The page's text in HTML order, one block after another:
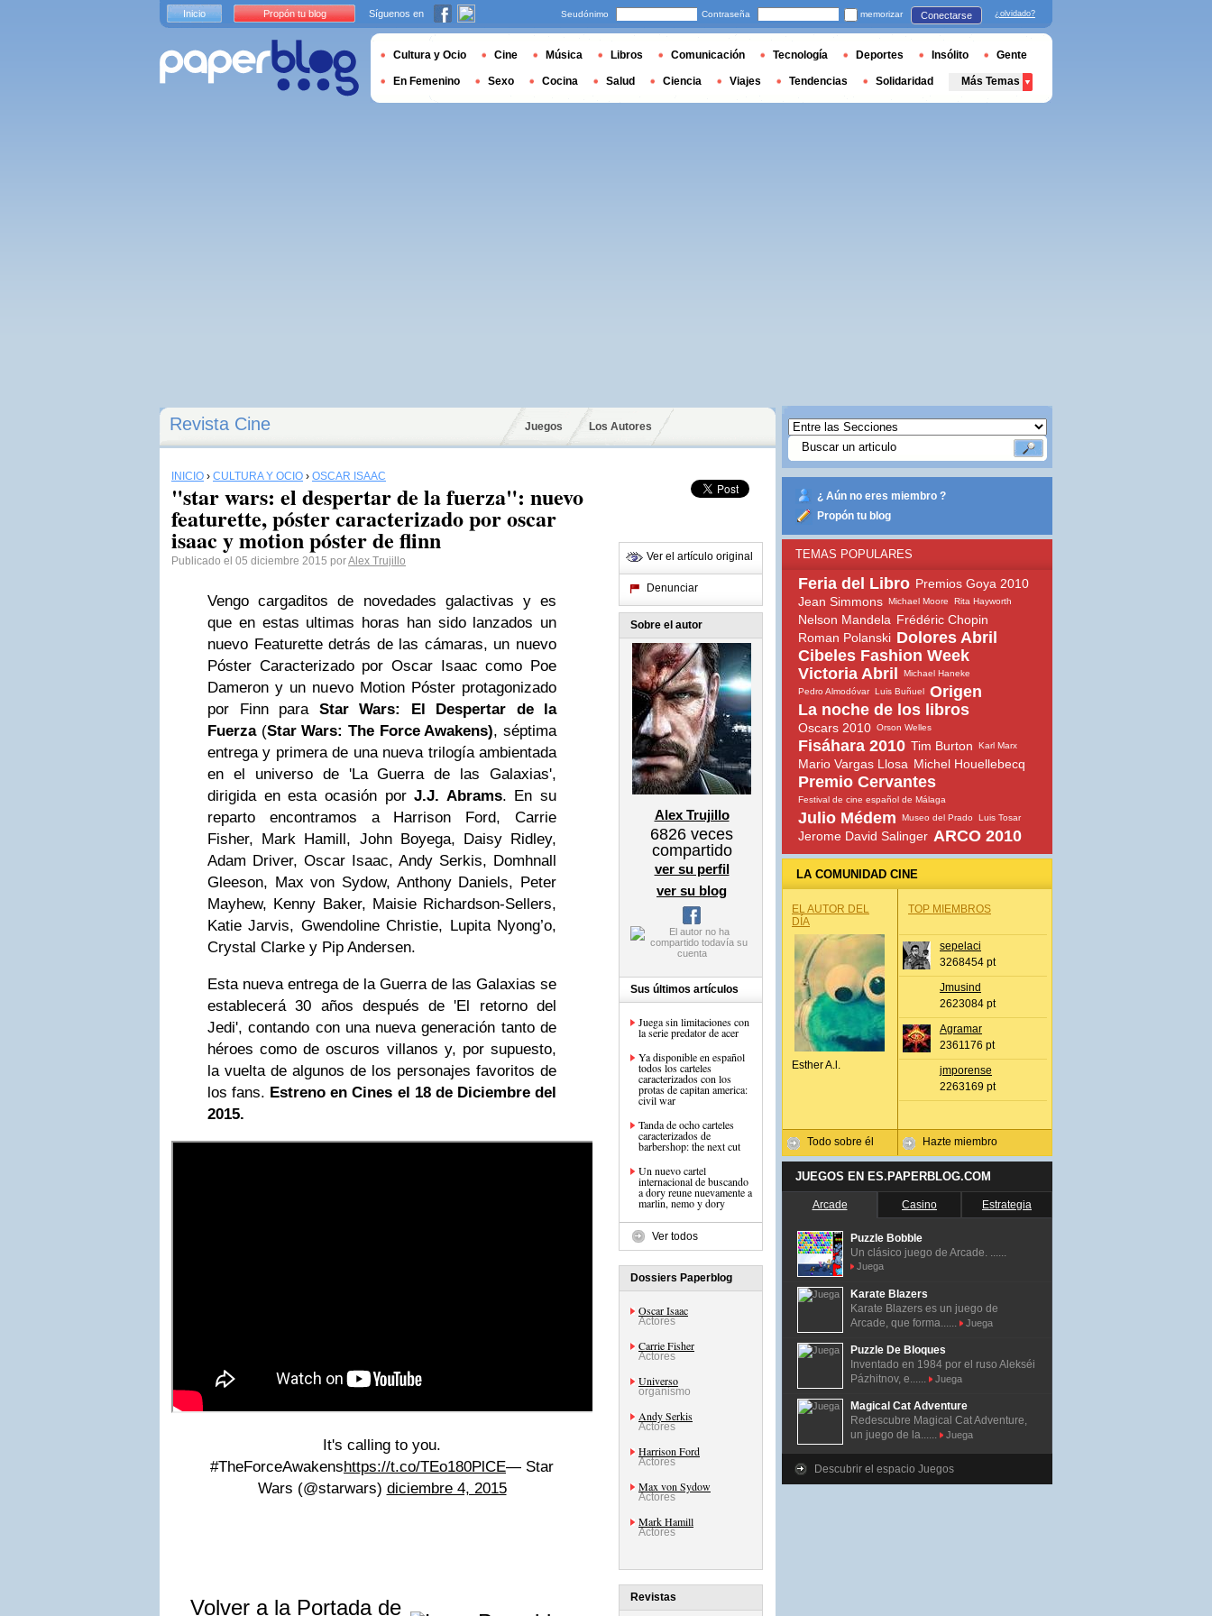
Revista Cine Juegos Los Autores
INICIO › CULTURA Y OCIO › OSCAR ISAAC
"star wars: el despertar de la fuerza": nuevo
featurette, póster caracterizado por oscar
isaac y motion póster de flinn
Publicado el 05 diciembre 2015 porAlex Trujillo
Vengo cargaditos de novedades galactivas y es
que en estas ultimas horas han sido lanzados un
nuevo Featurette detrás de las cámaras, un nuevo
Póster Caracterizado por Oscar Isaac como Poe
Dameron y un nuevo Motion Póster protagonizado
por Finn para Star Wars: El Despertar de la
Fuerza(Star Wars: The Force Awakens), séptima
entrega y primera de una nueva trilogía ambientada
en el universo de 'La Guerra de las Galaxias',
dirigida en esta ocasión porJ.J. Abrams. En su
reparto encontramos a Harrison Ford, Carrie
Fisher, Mark Hamill, John Boyega, Daisy Ridley,
Adam Driver, Oscar Isaac, Andy Serkis, Domhnall
Gleeson, Max von Sydow, Anthony Daniels, Peter
Mayhew, Kenny Baker, Maisie Richardson-Sellers,
Katie Jarvis, Gwendoline Christie, Lupita Nyong’o,
Crystal Clarke y Pip Andersen.
Esta nueva entrega de la Guerra de las Galaxias se
establecerá 30 años después de 'El retorno del
Jedi', contando con una nueva generación tanto de
héroes como de oscuros villanos y, por supuesto,
la vuelta de algunos de los personajes favoritos de
los fans. Estreno en Cines el 18 de Diciembre del
2015.
It's calling to you.
#TheForceAwakenshttps://t.co/TEo180PlCE— Star
Wars (@starwars) diciembre 4, 2015
Volver a la Portada de
Ver el artículo original
Denunciar
Sobre el autor
Alex Trujillo
6826 veces
compartido
ver su perfil
ver su blog
Sus últimos artículos
Juega sin limitaciones con
la serie predator de acer
Ya disponible en español
todos los carteles
caracterizados con los
protas de capitan america:
civil war
Tanda de ocho carteles
caracterizados de
barbershop: the next cut
Un nuevo cartel
internacional de buscando
a dory reune nuevamente a
marlin, nemo y dory
Ver todos
Dossiers Paperblog
Oscar Isaac
Actores
Carrie Fisher
Actores
Universo
organismo
Andy Serkis
Actores
Harrison Ford
Actores
Max von Sydow
Actores
Mark Hamill
Actores
Revistas
¿ Aún no eres miembro ?
Propón tu blog
TEMAS POPULARES
Feria del Libro Premios Goya 2010
Jean Simmons Michael Moore Rita Hayworth
Nelson Mandela Frédéric Chopin
Roman Polanski Dolores Abril
Cibeles Fashion Week
Victoria Abril
Michael Haneke
Pedro Almodóvar Luis Buñuel Origen
La noche de los libros
Oscars 2010 Orson Welles
Fisáhara 2010 Tim Burton Karl Marx
Mario Vargas Llosa Michel Houellebecq
Premio Cervantes
Festival de cine español de Málaga
Julio Médem Museo del Prado Luis Tosar
Jerome David Salinger ARCO 2010
LA COMUNIDAD CINE
EL AUTOR DEL
DÍA
Esther A.l.
Todo sobre él
TOP MIEMBROS
sepelaci
3268454 pt
Jmusind
2623084 pt
Agramar
2361176 pt
jmporense
2263169 pt
Hazte miembro
JUEGOS EN ES.PAPERBLOG.COM
Arcade Casino Estrategia
Puzzle Bobble
Un clásico juego de Arcade. ......
Juega
Karate Blazers
Karate Blazers es un juego de
Arcade, que forma......
Juega
Puzzle De Bloques
Inventado en 1984 por el ruso Alekséi
Pázhitnov, e......
Juega
Magical Cat Adventure
Redescubre Magical Cat Adventure,
un juego de la......
Juega
Descubrir el espacio Juegos
Inicio Propón tu blog Síguenos en Seudónimo Contraseña memorizar Conectarse ¿olvidado?
Cultura y Ocio Cine Música Libros Comunicación Tecnología Deportes Insólito Gente
En Femenino Sexo Cocina Salud Ciencia Viajes Tendencias Solidaridad Más Temas